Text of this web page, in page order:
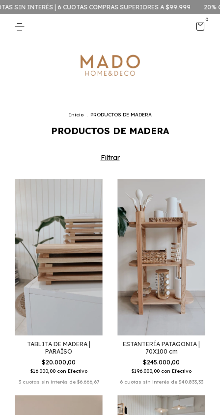
| 6 CUOTAS COMPRAS SUPERIORES A $99.999 20% OFF
0
Inicio . PRODUCTOS DE MADERA
PRODUCTOS DE MADERA
Filtrar
TABLITA DE MADERA |
PARAÍSO
$20.000,00
$16.000,00 con Efectivo
3 cuotas sin interés de $6.666,67
ESTANTERÍA PATAGONIA |
70X100 cm
$245.000,00
$196.000,00 con Efectivo
6 cuotas sin interés de $40.833,33